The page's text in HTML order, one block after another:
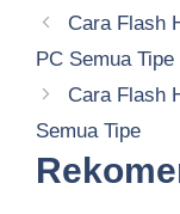
Cara Flash
PC Semua Tipe
Cara Flash
Semua Tipe